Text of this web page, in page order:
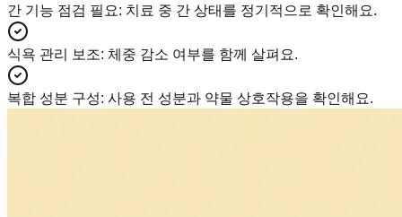
간 기능 점검 필요: 치료 중 간 상태를 정기적으로 확인해요.
식욕 관리 보조: 체중 감소 여부를 함께 살펴요.
복합 성분 구성: 사용 전 성분과 약물 상호작용을 확인해요.